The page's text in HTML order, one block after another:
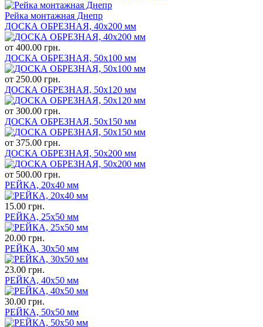
Рейка монтажная Днепр
ДОСКА ОБРЕЗНАЯ, 40х200 мм
от 400.00 грн.
ДОСКА ОБРЕЗНАЯ, 50х100 мм
от 250.00 грн.
ДОСКА ОБРЕЗНАЯ, 50х120 мм
от 300.00 грн.
ДОСКА ОБРЕЗНАЯ, 50х150 мм
от 375.00 грн.
ДОСКА ОБРЕЗНАЯ, 50х200 мм
от 500.00 грн.
РЕЙКА, 20х40 мм
15.00 грн.
РЕЙКА, 25х50 мм
20.00 грн.
РЕЙКА, 30х50 мм
23.00 грн.
РЕЙКА, 40х50 мм
30.00 грн.
РЕЙКА, 50х50 мм